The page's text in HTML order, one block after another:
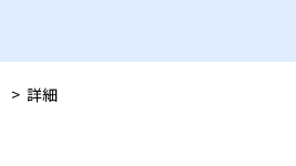
> 詳細